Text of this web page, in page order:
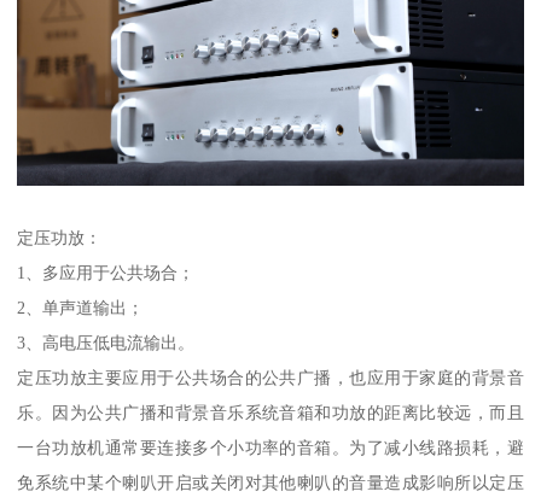
定压功放：
1、多应用于公共场合；
2、单声道输出；
3、高电压低电流输出。
定压功放主要应用于公共场合的公共广播，也应用于家庭的背景音
乐。因为公共广播和背景音乐系统音箱和功放的距离比较远，而且
一台功放机通常要连接多个小功率的音箱。为了减小线路损耗，避
免系统中某个喇叭开启或关闭对其他喇叭的音量造成影响所以定压